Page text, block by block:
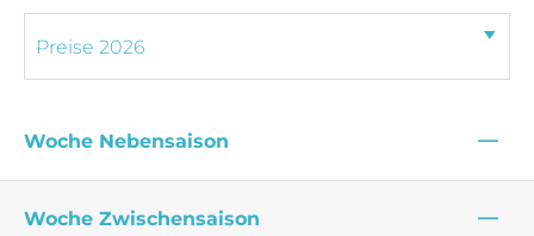
Woche Nebensaison —
Woche Zwischensaison —